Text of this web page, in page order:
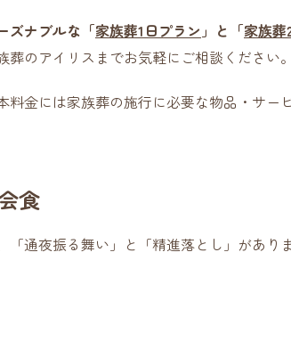
ズナブルな「家族葬1日プラン 」と「家族葬
のアイリスまでお気軽にご相談ください。
料金には家族葬の施行に必要な物品・サ
食
「通夜振る舞い」と「精進落とし」があり